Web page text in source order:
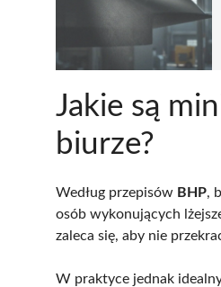
Jakie są
biurze?
Według przepisów BHP,
osób wykonujących
zaleca się, aby nie
W praktyce jednak